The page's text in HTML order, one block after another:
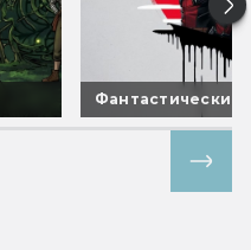
Фантастические